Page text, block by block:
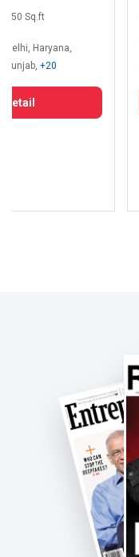
350 Sq.ft
Delhi, Haryana,
Punjab,+20
Detail